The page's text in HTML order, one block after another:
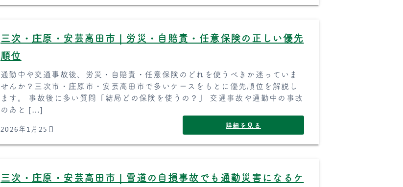
三次・庄原・安芸高田市｜労災・自賠責・任意保険の正しい優先
順位
通勤中や交通事故後、労災・自賠責・任意保険のどれを使うべきか迷っていま
せんか？三次市・庄原市・安芸高田市で多いケースをもとに優先順位を解説し
ます。 事故後に多い質問「結局どの保険を使うの？」 交通事故や通勤中の事故
のあと […]
2026年1月25日 詳細を見る
三次・庄原・安芸高田市｜雪道の自損事故でも通勤災害になるケ